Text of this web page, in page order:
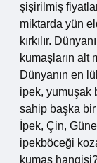
şişirilmiş
miktarda yün
kırkılır.
kumaşların alt
Dünyanın en
ipek, yumuşak
sahip başka
İpek, Çin,
ipekböceği
kumaş